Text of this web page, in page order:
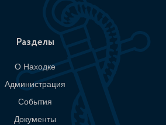
Разделы
О Находке
Администрация
События
Документы